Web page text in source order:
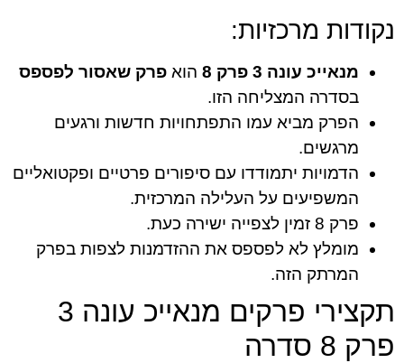
נקודות מרכזיות:
מנאייכ עונה 3 פרק 8 הוא פרק שאסור לפספס
בסדרה המצליחה הזו.
הפרק מביא עמו התפתחויות חדשות ורגעים
מרגשים.
הדמויות יתמודדו עם סיפורים פרטיים ופקטואליים
המשפיעים על העלילה המרכזית.
פרק 8 זמין לצפייה ישירה כעת.
מומלץ לא לפספס את ההזדמנות לצפות בפרק
המרתק הזה.
תקצירי פרקים מנאייכ עונה 3
פרק 8 סדרה